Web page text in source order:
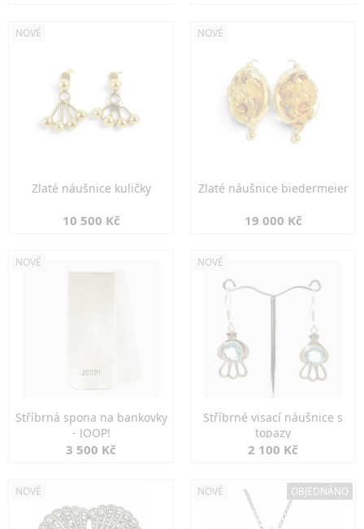
NOVÉ
Zlaté náušnice kuličky
10 500 Kč
NOVÉ
Zlaté náušnice biedermeier
19 000 Kč
NOVÉ
Stříbrná spona na bankovky
- JOOP!
3 500 Kč
NOVÉ
Stříbrné visací náušnice s
topazy
2 100 Kč
NOVÉ NOVÉ OBJEDNÁNO